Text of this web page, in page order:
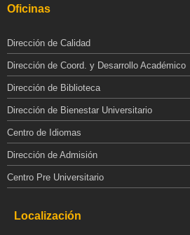
Oficinas
Dirección de Calidad
Dirección de Coord. y Desarrollo Académico
Dirección de Biblioteca
Dirección de Bienestar Universitario
Centro de Idiomas
Dirección de Admisión
Centro Pre Universitario
Localización